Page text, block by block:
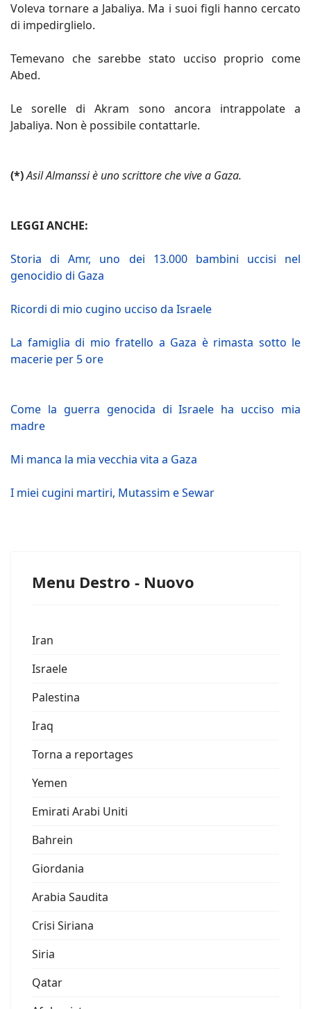
Voleva tornare a Jabaliya. Ma i suoi figli hanno cercato
di impedirglielo.
Temevano che sarebbe stato ucciso proprio come
Abed.
Le sorelle di Akram sono ancora intrappolate a
Jabaliya. Non è possibile contattarle.
(*)Asil Almanssi è uno scrittore che vive a Gaza.
LEGGI ANCHE:
Storia di Amr, uno dei 13.000 bambini uccisi nel
genocidio di Gaza
Ricordi di mio cugino ucciso da Israele
La famiglia di mio fratello a Gaza è rimasta sotto le
macerie per 5 ore
Come la guerra genocida di Israele ha ucciso mia
madre
Mi manca la mia vecchia vita a Gaza
I miei cugini martiri, Mutassim e Sewar
Menu Destro - Nuovo
Iran
Israele
Palestina
Iraq
Torna a reportages
Yemen
Emirati Arabi Uniti
Bahrein
Giordania
Arabia Saudita
Crisi Siriana
Siria
Qatar